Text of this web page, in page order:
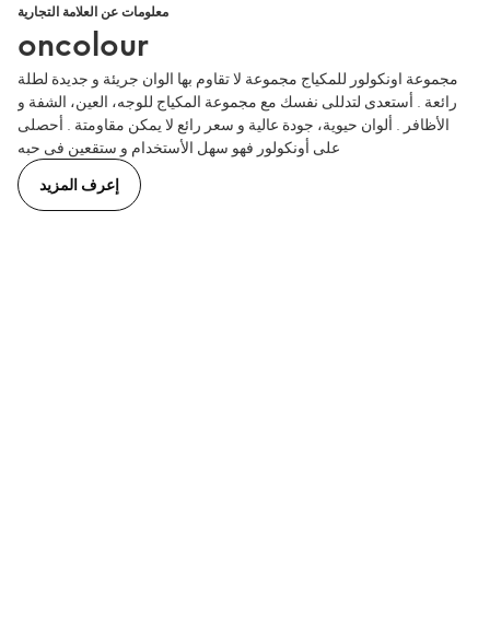
معلومات عن العلامة التجارية
oncolour
مجموعة اونكولور للمكياج مجموعة لا تقاوم بها الوان جريئة و جديدة لطلة
رائعة . أستعدى لتدللى نفسك مع مجموعة المكياج للوجه، العين، الشفة و
الأظافر . ألوان حيوية، جودة عالية و سعر رائع لا يمكن مقاومتة . أحصلى
على أونكولور فهو سهل الأستخدام و ستقعين فى حبه
إعرف المزيد